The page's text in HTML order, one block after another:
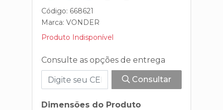
Código: 668621
Marca: VONDER
Produto Indisponível
Consulte as opções de entrega
Consultar
Dimensões do Produto